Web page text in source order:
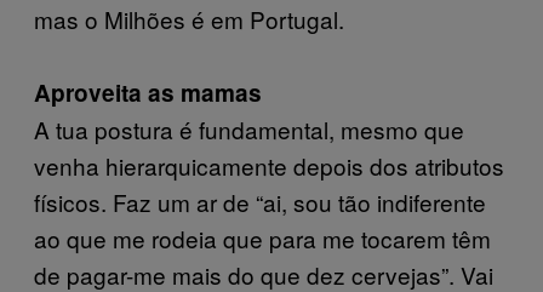
mas o Milhões é em Portugal.
Aproveita as mamas
A tua postura é fundamental, mesmo que
venha hierarquicamente depois dos atributos
físicos. Faz um ar de “ai, sou tão indiferente
ao que me rodeia que para me tocarem têm
de pagar-me mais do que dez cervejas”. Vai